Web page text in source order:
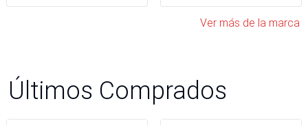
Ver más de la marca
Últimos Comprados